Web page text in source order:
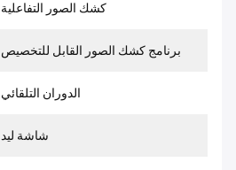
كشك الصور التفاعلية
برنامج كشك الصور القابل للتخصيص
الدوران التلقائي
شاشة ليد